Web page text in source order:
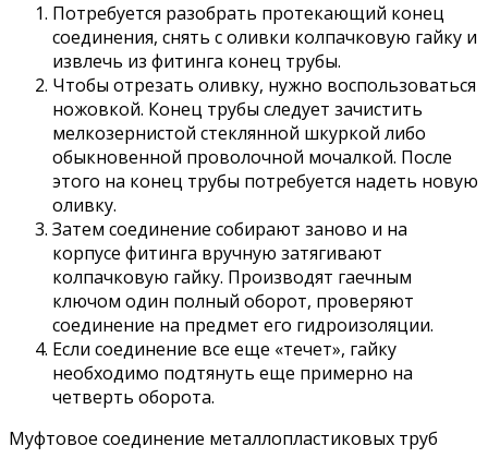
Потребуется разобрать протекающий конец
соединения, снять с оливки колпачковую гайку и
извлечь из фитинга конец трубы.
Чтобы отрезать оливку, нужно воспользоваться
ножовкой. Конец трубы следует зачистить
мелкозернистой стеклянной шкуркой либо
обыкновенной проволочной мочалкой. После
этого на конец трубы потребуется надеть новую
оливку.
Затем соединение собирают заново и на
корпусе фитинга вручную затягивают
колпачковую гайку. Производят гаечным
ключом один полный оборот, проверяют
соединение на предмет его гидроизоляции.
Если соединение все еще «течет», гайку
необходимо подтянуть еще примерно на
четверть оборота.
Муфтовое соединение металлопластиковых труб